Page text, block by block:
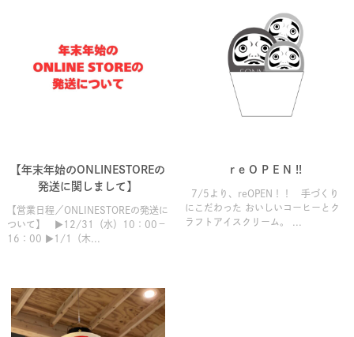
【年末年始のONLINESTOREの
発送に関しまして】
【営業日程／ONLINESTOREの発送に
ついて】 ▶12/31（水）10：00－
16：00 ▶1/1（木...
r e O P E N !!
7/5より、reOPEN！！ 手づくり
にこだわった おいしいコーヒーとク
ラフトアイスクリーム。 ...